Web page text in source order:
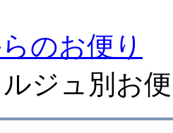
のお便り
ジュ別お